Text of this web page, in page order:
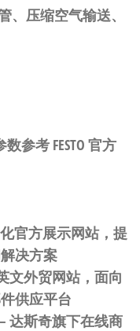
压缩空气输送、
参考 FESTO 官方
官方展示网站，提
决方案
文外贸网站，面向
供应平台
– 达斯奇旗下在线商